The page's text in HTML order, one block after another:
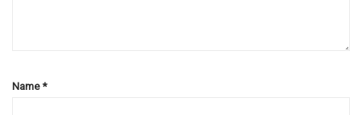
Name*